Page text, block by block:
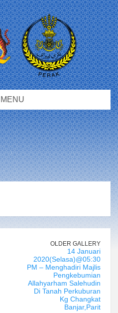
MENU
OLDER GALLERY
14 Januari
2020(Selasa)@05:30
PM – Menghadiri Majlis
Pengkebumian
Allahyarham Salehudin
Di Tanah Perkuburan
Kg Changkat
Banjar,Parit